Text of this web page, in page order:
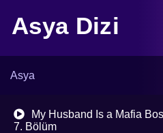
Asya Dizi
Asya
My Husband Is a Mafia
7. Bölüm